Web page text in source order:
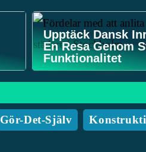
Upptäck Dansk
En Resa Genom
Funktionalitet
Gör-Det-Själv